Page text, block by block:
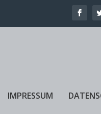
IMPRESSUM